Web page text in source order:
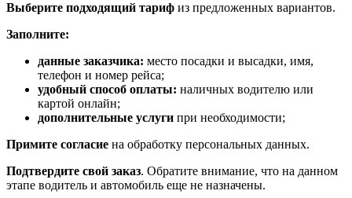
Выберите подходящий тариф из предложенных вариантов.
Заполните:
данные заказчика: место посадки и высадки, имя,
телефон и номер рейса;
удобный способ оплаты: наличных водителю или
картой онлайн;
дополнительные услуги при необходимости;
Примите согласие на обработку персональных данных.
Подтвердите свой заказ. Обратите внимание, что на данном
этапе водитель и автомобиль еще не назначены.